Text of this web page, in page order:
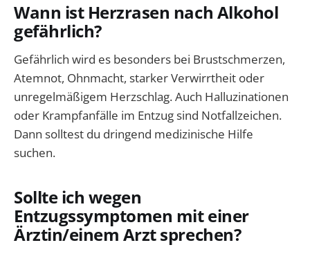
Wann ist Herzrasen nach Alkohol
gefährlich?
Gefährlich wird es besonders bei Brustschmerzen,
Atemnot, Ohnmacht, starker Verwirrtheit oder
unregelmäßigem Herzschlag. Auch Halluzinationen
oder Krampfanfälle im Entzug sind Notfallzeichen.
Dann solltest du dringend medizinische Hilfe
suchen.
Sollte ich wegen
Entzugssymptomen mit einer
Ärztin/einem Arzt sprechen?